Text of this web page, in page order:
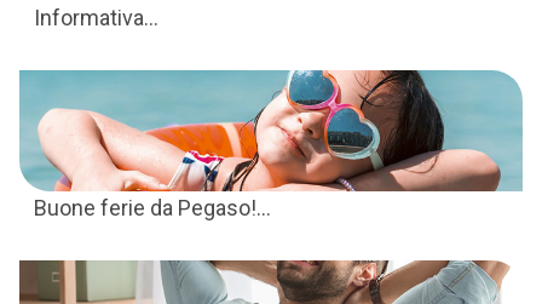
Informativa...
Buone ferie da Pegaso!...